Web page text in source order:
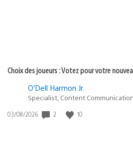
Choix des joueurs : Votez pour votre
O’Dell Harmon Jr.
Specialist, Content
Date
03/08/2026 2 10